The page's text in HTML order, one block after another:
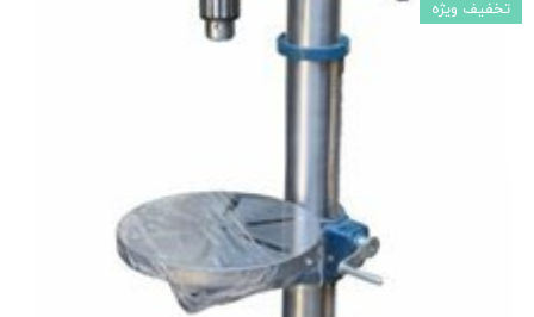
تخفیف ویژه